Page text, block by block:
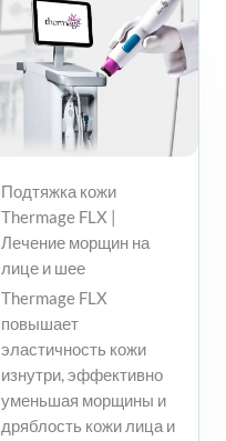
Подтяжка кожи
Thermage FLX |
Лечение морщин на
лице и шее
Thermage FLX
повышает
эластичность кожи
изнутри, эффективно
уменьшая морщины и
дряблость кожи лица и